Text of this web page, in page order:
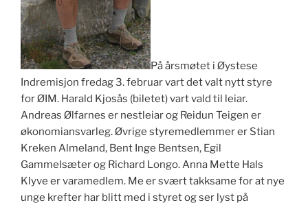
På årsmøtet i Øystese
Indremisjon fredag 3. februar vart det valt nytt styre
for ØIM. Harald Kjosås (biletet) vart vald til leiar.
Andreas Ølfarnes er nestleiar og Reidun Teigen er
økonomiansvarleg. Øvrige styremedlemmer er Stian
Kreken Almeland, Bent Inge Bentsen, Egil
Gammelsæter og Richard Longo. Anna Mette Hals
Klyve er varamedlem. Me er svært takksame for at nye
unge krefter har blitt med i styret og ser lyst på